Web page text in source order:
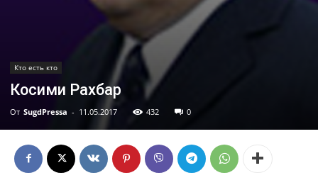
Кто есть кто
Косими Рахбар
От SugdPressa - 11.05.2017 432 0